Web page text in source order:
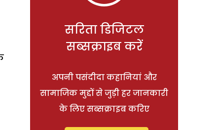
सरिता डिजिटल
सब्सक्राइब करें
अपनी पसंदीदा कहानियां और
सामाजिक मुद्दों से जुड़ी हर जानकारी
के लिए सब्सक्राइब करिए